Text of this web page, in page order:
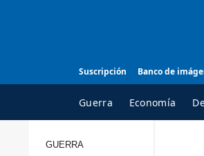
Suscripción Banco de
Guerra Economía
GUERRA